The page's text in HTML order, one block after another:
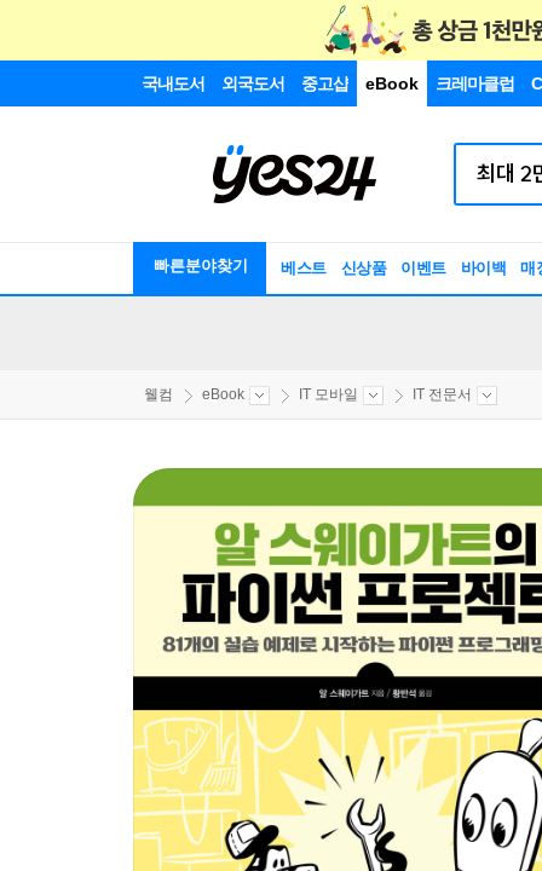
국내도서 외국도서 중고샵 eBook 크레마클럽
빠른분야찾기 베스트 신상품 이벤트 바이백 매
웰컴 eBook IT 모바일 IT 전문서